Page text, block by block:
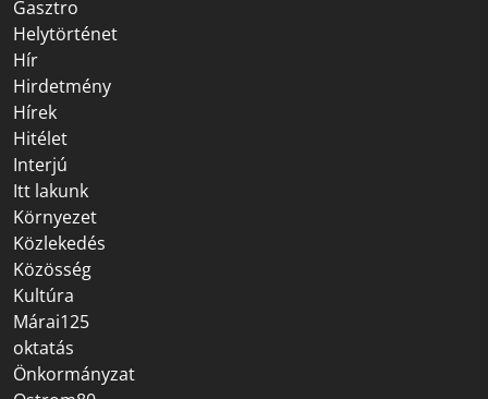
Gasztro
Helytörténet
Hír
Hirdetmény
Hírek
Hitélet
Interjú
Itt lakunk
Környezet
Közlekedés
Közösség
Kultúra
Márai125
oktatás
Önkormányzat